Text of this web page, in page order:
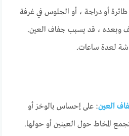
أو دراجة ، أو الجلوس في غرفة
وبعده ، قد يسبب جفاف العين.
لعدة ساعات.
العين: على إحساس بالوخز أو
المخاط حول العينين أو حولها.